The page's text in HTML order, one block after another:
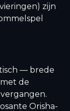
zijn
— brede
de
Orisha-